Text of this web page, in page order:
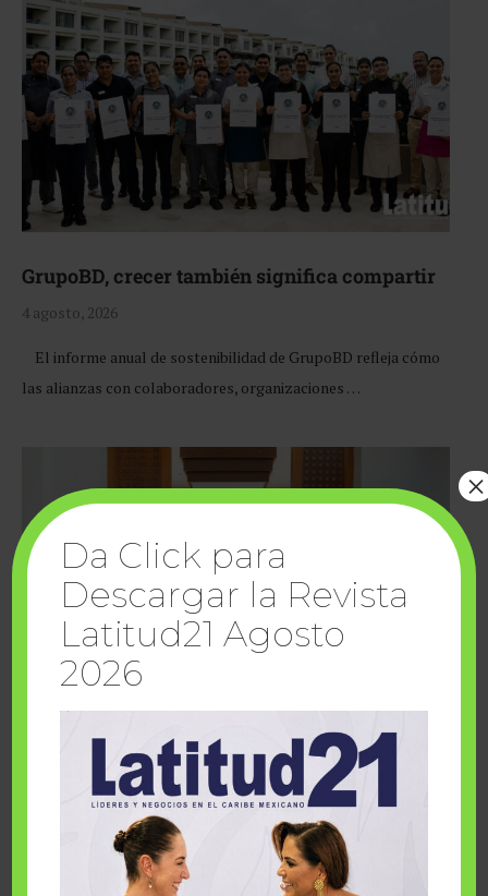
GrupoBD, crecer también significa compartir
4 agosto, 2026
El informe anual de sostenibilidad de GrupoBD refleja cómo
las alianzas con colaboradores, organizaciones …
Cuando la solidaridad inspira; cumplen
sueños Fairmont Mayakoba y Make-A-Wish
Da Click para
Descargar la Revista
Latitud21 Agosto
2026
×